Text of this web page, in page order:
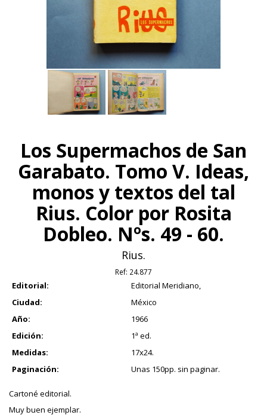
Los Supermachos de San
Garabato. Tomo V. Ideas,
monos y textos del tal
Rius. Color por Rosita
Dobleo. Nºs. 49 - 60.
Rius.
Ref: 24.877
Editorial:
Editorial Meridiano,
Ciudad:
México
Año:
1966
Edición:
1ª ed.
Medidas:
17x24.
Paginación:
Unas 150pp. sin paginar.
Cartoné editorial.
Muy buen ejemplar.